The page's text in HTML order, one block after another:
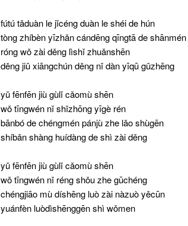
fútú tǎduàn le jǐcéng duàn le shéi de hún
tòng zhíbèn yīzhǎn cándēng qīngtā de shānmén
róng wǒ zài děng lìshǐ zhuǎnshēn
děng jiǔ xiāngchún děng nǐ dàn yīqū gǔzhēng
yǔ fēnfēn jiù gùlǐ cǎomù shēn
wǒ tīngwén nǐ shǐzhōng yīgè rén
bānbó de chéngmén pánjù zhe lǎo shùgēn
shíbǎn shàng huídàng de shì zài děng
yǔ fēnfēn jiù gùlǐ cǎomù shēn
wǒ tīngwén nǐ réng shǒu zhe gūchéng
chéngjiāo mù díshēng luò zài nàzuò yěcūn
yuánfèn luòdìshēnggēn shì wǒmen